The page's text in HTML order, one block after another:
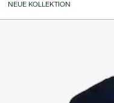
NEUE KOLLEKTION